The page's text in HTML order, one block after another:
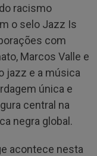
racismo
o selo Jazz Is
com
Marcos Valle e
jazz e a música
única e
central na
negra global.
acontece nesta